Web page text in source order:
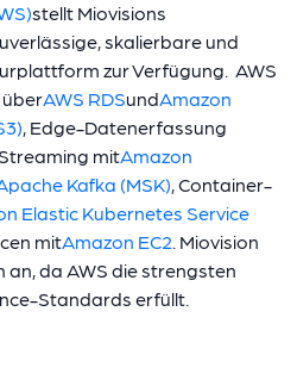
stellt Miovisions
skalierbare und
zur Verfügung. AWS
AWS RDSundAmazon
, Edge-Datenerfassung
mitAmazon
Kafka (MSK), Container-
Elastic Kubernetes Service
mitAmazon EC2. Miovision
an, da AWS die strengsten
Standards erfüllt.